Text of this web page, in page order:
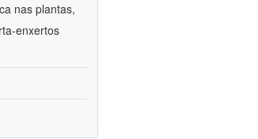
nas plantas,
enxertos